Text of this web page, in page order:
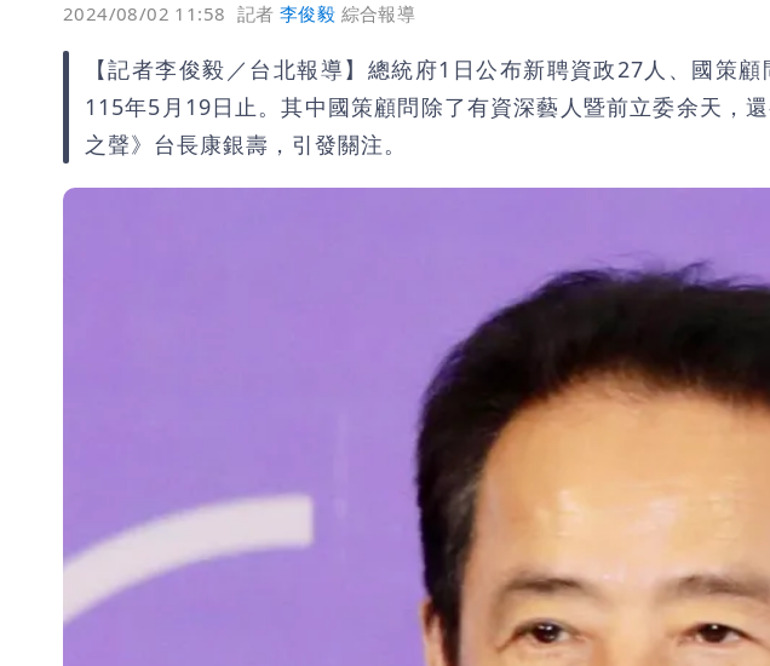
2024/08/02 11:58 記者李俊毅 綜合報導
【記者李俊毅／台北報導】總統府1日公布新聘資政27人、國策
115年5月19日止。其中國策顧問除了有資深藝人暨前立委余天，
之聲》台長康銀壽，引發關注。